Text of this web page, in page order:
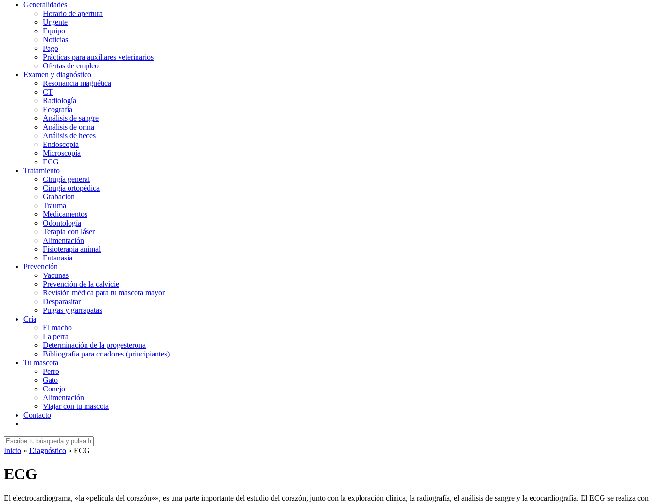
Generalidades
Horario de apertura
Urgente
Equipo
Noticias
Pago
Prácticas para auxiliares veterinarios
Ofertas de empleo
Examen y diagnóstico
Resonancia magnética
CT
Radiología
Ecografía
Análisis de sangre
Análisis de orina
Análisis de heces
Endoscopia
Microscopía
ECG
Tratamiento
Cirugía general
Cirugía ortopédica
Grabación
Trauma
Medicamentos
Odontología
Terapia con láser
Alimentación
Fisioterapia animal
Eutanasia
Prevención
Vacunas
Prevención de la calvicie
Revisión médica para tu mascota mayor
Desparasitar
Pulgas y garrapatas
Cría
El macho
La perra
Determinación de la progesterona
Bibliografía para criadores (principiantes)
Tu mascota
Perro
Gato
Conejo
Alimentación
Viajar con tu mascota
Contacto
Inicio » Diagnóstico » ECG
ECG
El electrocardiograma, «la «película del corazón»», es una parte importante del estudio del corazón, junto con la exploración clínica, la radiografía, el análisis de sangre y la ecocardiografía. El ECG se realiza con